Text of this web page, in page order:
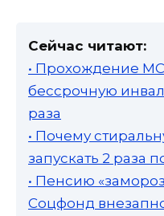
Сейчас читают:
• Прохождение
бессрочную
раза
• Почему
запускать 2 раза
• Пенсию
Соцфонд